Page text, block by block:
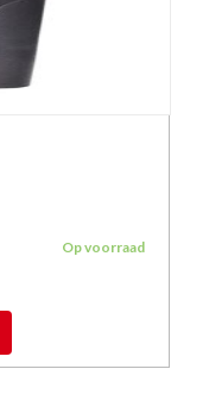
Op voorraad